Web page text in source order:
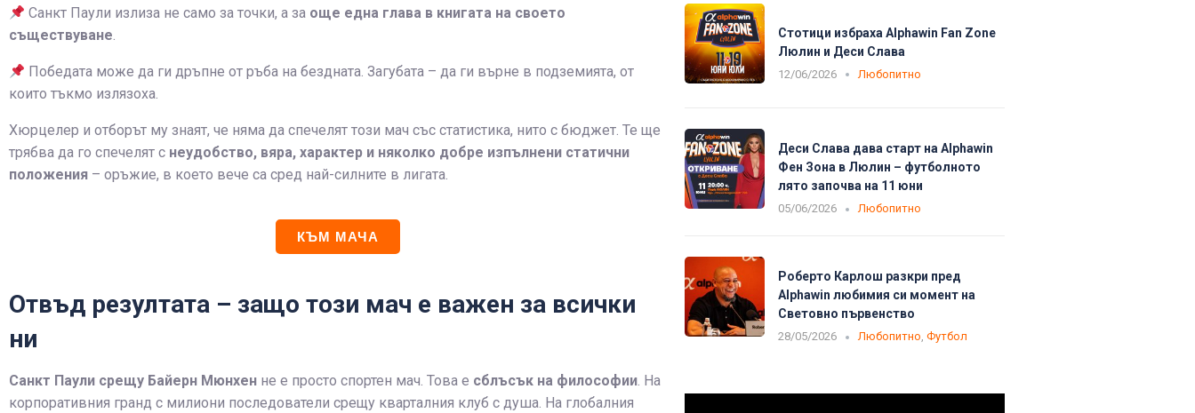
Санкт Паули излиза не само за точки, а за още една глава в книгата на своето
съществуване.
Победата може да ги дръпне от ръба на бездната. Загубата – да ги върне в подземията, от
които тъкмо излязоха.
Хюрцелер и отборът му знаят, че няма да спечелят този мач със статистика, нито с бюджет. Те ще
трябва да го спечелят с неудобство, вяра, характер и няколко добре изпълнени статични
положения – оръжие, в което вече са сред най-силните в лигата.
КЪМ МАЧА
Отвъд резултата – защо този мач е важен за всички
ни
Санкт Паули срещу Байерн Мюнхен не е просто спортен мач. Това е сблъсък на философии. На
корпоративния гранд с милиони последователи срещу кварталния клуб с душа. На глобалния
Стотици избраха Alphawin Fan Zone
Люлин и Деси Слава
12/06/2026 Любопитно
Деси Слава дава старт на Alphawin
Фен Зона в Люлин – футболното
лято започва на 11 юни
05/06/2026 Любопитно
Роберто Карлош разкри пред
Alphawin любимия си момент на
Световно първенство
28/05/2026 Любопитно, Футбол